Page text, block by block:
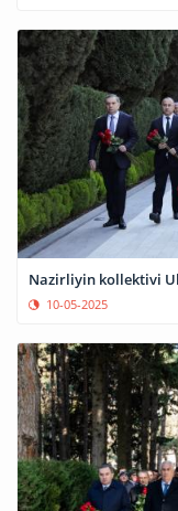
Nazirliyin kollektivi
10-05-2025